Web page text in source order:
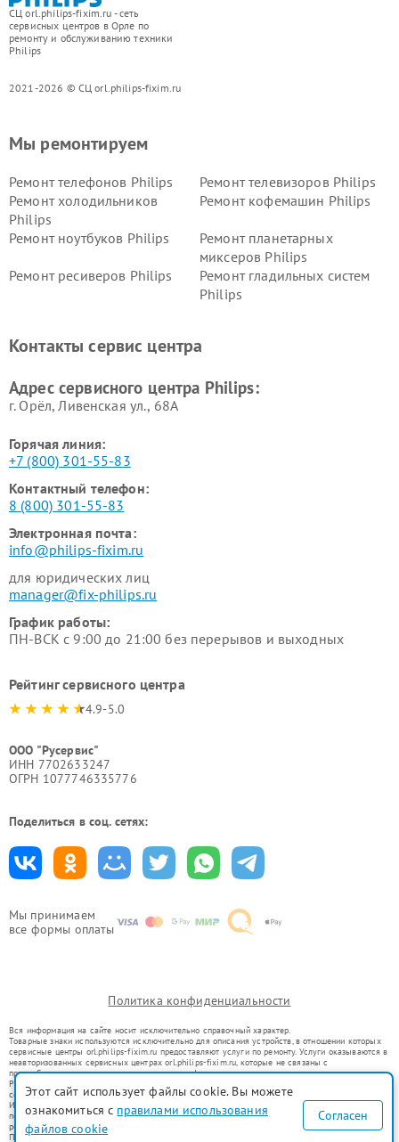
СЦ orl.philips-fixim.ru - сеть
сервисных центров в Орле по
ремонту и обслуживанию техники
Philips
2021-2026 © СЦ orl.philips-fixim.ru
Мы принимаем
все формы оплаты
Мы ремонтируем
Ремонт телефонов Philips
Ремонт телевизоров Philips
Ремонт холодильников
Philips
Ремонт кофемашин Philips
Ремонт ноутбуков Philips
Ремонт планетарных
миксеров Philips
Ремонт ресиверов Philips
Ремонт гладильных систем
Philips
Ремонт стиральных машин
Ремонт увлажнителей
Контакты сервис центра
Адрес сервисного центра Philips:
г. Орёл, Ливенская ул., 68А
Горячая линия:
+7 (800) 301-55-83
Контактный телефон:
8 (800) 301-55-83
Электронная почта:
info@philips-fixim.ru
для юридических лиц
manager@fix-philips.ru
График работы:
ПН-ВСК с 9:00 до 21:00 без перерывов и выходных
Рейтинг сервисного центра
4.9-5.0
ООО "Русервис"
ИНН 7702633247
ОГРН 1077746335776
Поделиться в соц. сетях:
Политика конфиденциальности
Вся информация на сайте носит исключительно справочный характер.
Товарные знаки используются исключительно для описания устройств, в отношении которых
сервисные центры orl.philips-fixim.ru предоставляют услуги по ремонту. Услуги оказываются в
неавторизованных сервисных центрах orl.philips-fixim.ru, которые не связаны с
правообладателями товарных знаков или их официальными представителями.
Ремонт осуществляется для устройств, уже введенных в гражданский оборот в соответствии
со статьей 1487 ГК РФ.
Использование товарных знаков не преследует цели индивидуализации услуг или введения
потребителей в заблуждение, а служит для информирования о предоставляемых услугах по
ремонту техники указанных брендов.
Представленная на сайте информация не является публичной офертой, определяемой
Этот сайт использует файлы cookie. Вы можете
ознакомиться с правилами использования
файлов cookie
Согласен